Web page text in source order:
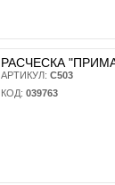
РАСЧЕСКА
АРТИКУЛ: С503
КОД: 039763